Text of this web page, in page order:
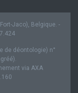
Jaco), Belgique. -
de déontologie) n°
via AXA